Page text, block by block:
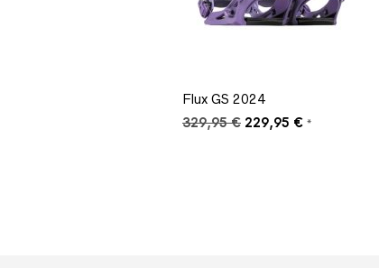
Flux GS 2024
329,95€ Ursprünglicher
229,95 €Aktueller
*